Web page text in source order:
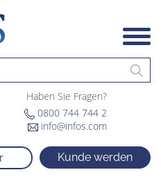
Haben Sie Fragen?
0800 744 744 2
info@infos.com
Kunde werden